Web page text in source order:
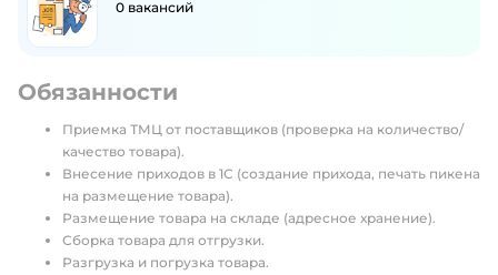
0 вакансий
Обязанности
Приемка ТМЦ от поставщиков (проверка на количество/
качество товара).
Внесение приходов в 1С (создание прихода, печать пикена
на размещение товара).
Размещение товара на складе (адресное хранение).
Сборка товара для отгрузки.
Разгрузка и погрузка товара.